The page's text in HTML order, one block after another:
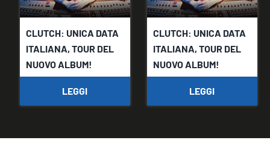
CLUTCH: UNICA DATA
ITALIANA, TOUR DEL
NUOVO ALBUM!
LEGGI
CLUTCH: UNICA DATA
ITALIANA, TOUR DEL
NUOVO ALBUM!
LEGGI